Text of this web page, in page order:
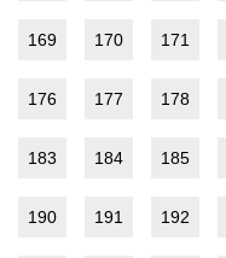
169 170 171
176 177 178
183 184 185
190 191 192